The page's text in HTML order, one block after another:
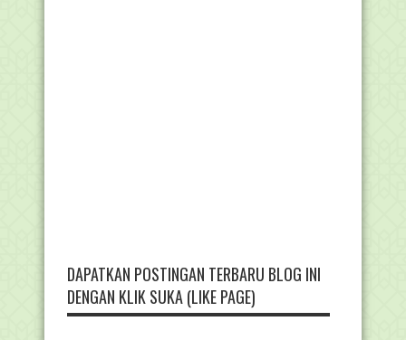
DAPATKAN POSTINGAN TERBARU BLOG INI
DENGAN KLIK SUKA (LIKE PAGE)